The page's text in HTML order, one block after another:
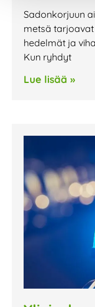
Sadonkorjuun
metsä
hedelmät ja
Kun ryhdyt
Lue lisää »